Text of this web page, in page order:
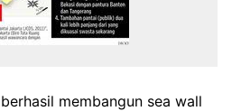
membangun sea wall